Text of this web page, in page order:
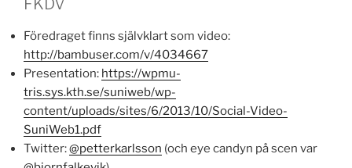
Föredraget finns självklart som video:
http://bambuser.com/v/4034667
Presentation: https://wpmu-
tris.sys.kth.se/suniweb/wp-
content/uploads/sites/6/2013/10/Social-Video-
SuniWeb1.pdf
Twitter:@petterkarlsson (och eye candyn på scen var